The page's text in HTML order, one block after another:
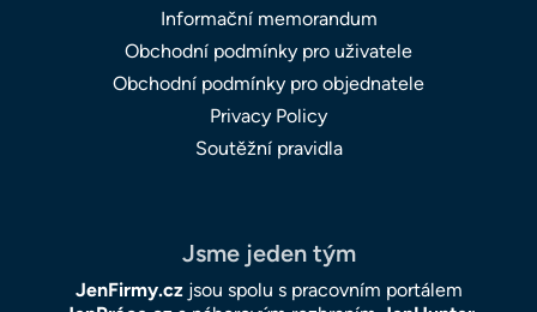
Informační memorandum
Obchodní podmínky pro uživatele
Obchodní podmínky pro objednatele
Privacy Policy
Soutěžní pravidla
Jsme jeden tým
JenFirmy.czjsou spolu s pracovním portálem